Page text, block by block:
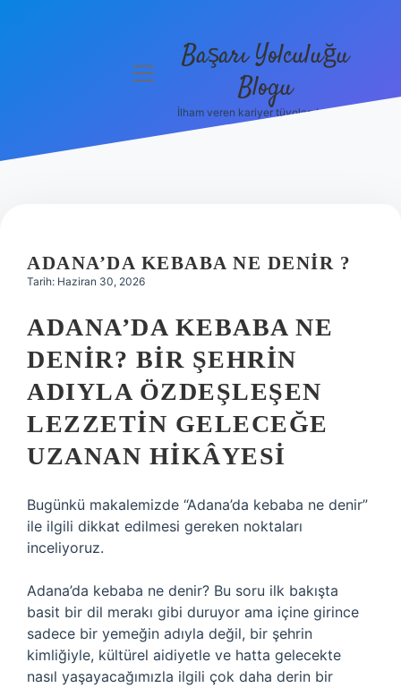
Hakkımızda
menüyüBaşarı Yolculuğu
Blogu
İlham veren kariyer tüyoları burada!
ADANA’DA KEBABA NE DENIR ?
Tarih: Haziran 30, 2026
ADANA’DA KEBABA NE
DENIR? BIR ŞEHRIN
ADIYLA ÖZDEŞLEŞEN
LEZZETIN GELECEĞE
UZANAN HIKÂYESI
Bugünkü makalemizde “Adana’da kebaba ne denir”
ile ilgili dikkat edilmesi gereken noktaları
inceliyoruz.
Adana’da kebaba ne denir? Bu soru ilk bakışta
basit bir dil merakı gibi duruyor ama içine girince
sadece bir yemeğin adıyla değil, bir şehrin
kimliğiyle, kültürel aidiyetle ve hatta gelecekte
nasıl yaşayacağımızla ilgili çok daha derin bir